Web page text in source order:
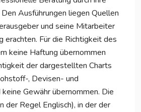
Ausführungen liegen Quellen
und seine Mitarbeiter
erachten. Für die Richtigkeit des
keine Haftung übernommen
der dargestellten Charts
, Devisen- und
Gewähr übernommen. Die
der Regel Englisch), in der der